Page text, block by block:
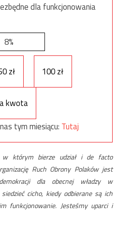
dla funkcjonowania
8%
zł 100 zł
kwota
tym miesiącu: Tutaj
w którym bierze udział i de facto
Ruch Obrony Polaków jest
dla obecnej władzy w
cicho, kiedy odbierane są ich
funkcjonowanie. Jesteśmy uparci i